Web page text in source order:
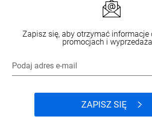
Zapisz się, aby otrzymać informacje
promocjach i
Podaj adres e-mail
ZAPISZ SIĘ